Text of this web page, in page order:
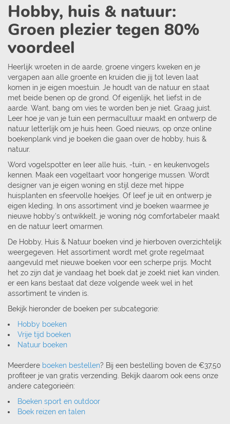
Hobby, huis & natuur:
Groen plezier tegen 80%
voordeel
Heerlijk wroeten in de aarde, groene vingers kweken en je
vergapen aan alle groente en kruiden die jij tot leven laat
komen in je eigen moestuin. Je houdt van de natuur en staat
met beide benen op de grond. Of eigenlijk, het liefst in de
aarde. Want, bang om vies te worden ben je niet. Graag juist.
Leer hoe je van je tuin een permacultuur maakt en ontwerp de
natuur letterlijk om je huis heen. Goed nieuws, op onze online
boekenplank vind je boeken die gaan over de hobby, huis &
natuur.
Word vogelspotter en leer alle huis, -tuin, - en keukenvogels
kennen. Maak een vogeltaart voor hongerige mussen. Wordt
designer van je eigen woning en stijl deze met hippe
huisplanten en sfeervolle hoekjes. Of leef je uit en ontwerp je
eigen kleding. In ons assortiment vind je boeken waarmee je
nieuwe hobby’s ontwikkelt, je woning nóg comfortabeler maakt
en de natuur leert omarmen.
De Hobby, Huis & Natuur boeken vind je hierboven overzichtelijk
weergegeven. Het assortiment wordt met grote regelmaat
aangevuld met nieuwe boeken voor een scherpe prijs. Mocht
het zo zijn dat je vandaag het boek dat je zoekt niet kan vinden,
er een kans bestaat dat deze volgende week wel in het
assortiment te vinden is.
Bekijk hieronder de boeken per subcategorie:
Hobby boeken
Vrije tijd boeken
Natuur boeken
Meerdere boeken bestellen? Bij een bestelling boven de €37,50
profiteer je van gratis verzending. Bekijk daarom ook eens onze
andere categorieën:
Boeken sport en outdoor
Boek reizen en talen